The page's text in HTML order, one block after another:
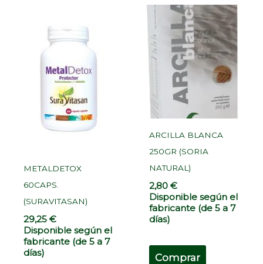
METALDETOX
60CAPS.
(SURAVITASAN)
29,25€
Disponible según el
fabricante (de 5 a 7
días)
ARCILLA BLANCA
250GR (SORIA
NATURAL)
2,80€
Disponible según el
fabricante (de 5 a 7
días)
Comprar